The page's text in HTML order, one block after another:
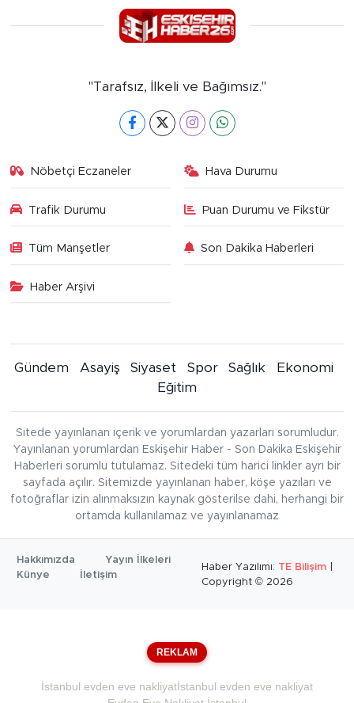
"Tarafsız, İlkeli ve Bağımsız."
Nöbetçi Eczaneler Hava Durumu
Trafik Durumu Puan Durumu ve Fikstür
Tüm Manşetler Son Dakika Haberleri
Haber Arşivi
Gündem Asayiş Siyaset Spor Sağlık
Ekonomi
Eğitim
Sitede yayınlanan içerik ve yorumlardan yazarları sorumludur.
Yayınlanan yorumlardan Eskişehir Haber - Son Dakika Eskişehir
Haberleri sorumlu tutulamaz. Sitedeki tüm harici linkler ayrı bir
sayfada açılır. Sitemizde yayınlanan haber, köşe yazıları ve
fotoğraflar izin alınmaksızın kaynak gösterilse dahi, herhangi bir
ortamda kullanılamaz ve yayınlanamaz
Hakkımızda
Yayın İlkeleri
Künye
İletişim
Haber Yazılımı: TE Bilişim
Copyright © 2026
REKLAM
İstanbul evden eve nakliyatİstanbul evden eve nakliyat